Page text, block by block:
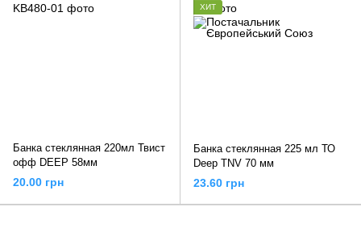
Банка стеклянная 220мл Твист
офф DEEP 58мм
20.00 грн
ХИТ
Банка стеклянная 225 мл ТО
Deep TNV 70 мм
23.60 грн